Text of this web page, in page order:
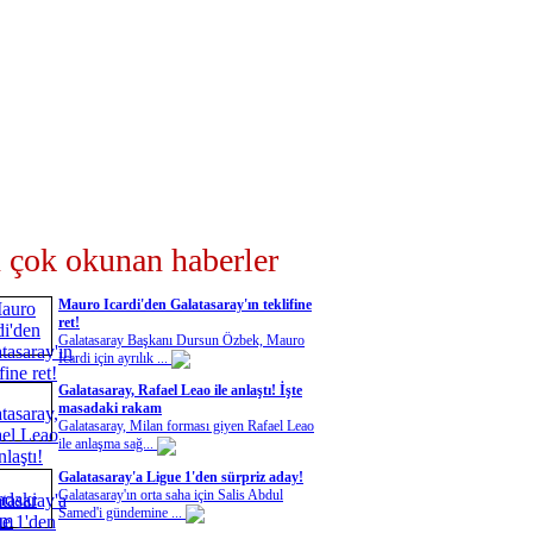
çok okunan haberler
Mauro Icardi'den Galatasaray'ın teklifine
ret!
Galatasaray Başkanı Dursun Özbek, Mauro
Icardi için ayrılık ...
Galatasaray, Rafael Leao ile anlaştı! İşte
masadaki rakam
Galatasaray, Milan forması giyen Rafael Leao
ile anlaşma sağ...
Galatasaray'a Ligue 1'den sürpriz aday!
Galatasaray'ın orta saha için Salis Abdul
Samed'i gündemine ...